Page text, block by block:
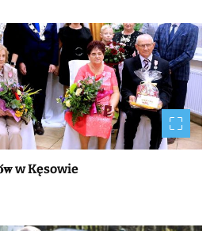
w Kęsowie